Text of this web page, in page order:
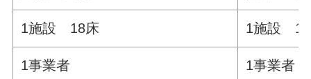
1施設 18床 1施設
1事業者 1事業者